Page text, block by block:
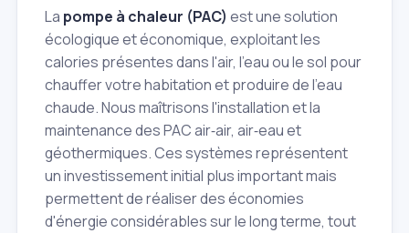
La pompe à chaleur (PAC) est une solution
écologique et économique, exploitant les
calories présentes dans l'air, l'eau ou le sol pour
chauffer votre habitation et produire de l'eau
chaude. Nous maîtrisons l'installation et la
maintenance des PAC air‑air, air‑eau et
géothermiques. Ces systèmes représentent
un investissement initial plus important mais
permettent de réaliser des économies
d'énergie considérables sur le long terme, tout